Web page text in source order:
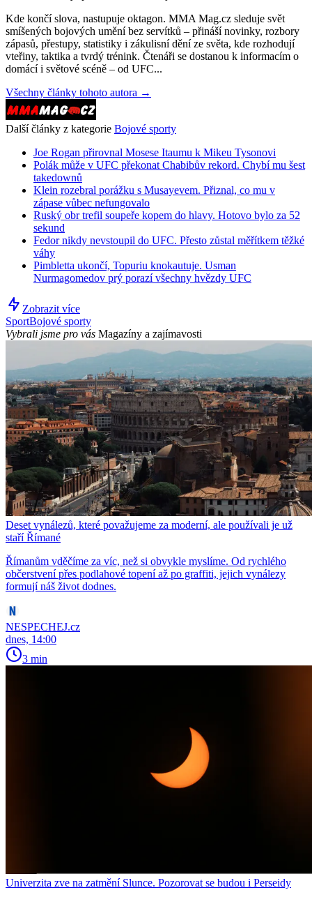
Kde končí slova, nastupuje oktagon. MMA Mag.cz sleduje svět
smíšených bojových umění bez servítků – přináší novinky, rozbory
zápasů, přestupy, statistiky i zákulisní dění ze světa, kde rozhodují
vteřiny, taktika a tvrdý trénink. Čtenáři se dostanou k informacím o
domácí i světové scéně – od UFC...
Všechny články tohoto autora →
Další články z kategorie Bojové sporty
Joe Rogan přirovnal Mosese Itaumu k Mikeu Tysonovi
Polák může v UFC překonat Chabibův rekord. Chybí mu šest
takedownů
Klein rozebral porážku s Musayevem. Přiznal, co mu v
zápase vůbec nefungovalo
Ruský obr trefil soupeře kopem do hlavy. Hotovo bylo za 52
sekund
Fedor nikdy nevstoupil do UFC. Přesto zůstal měřítkem těžké
váhy
Pimbletta ukončí, Topuriu knokautuje. Usman
Nurmagomedov prý porazí všechny hvězdy UFC
Zobrazit více
SportBojové sporty
Vybrali jsme pro vás Magazíny a zajímavosti
Deset vynálezů, které považujeme za moderní, ale používali je už
staří Římané
Římanům vděčíme za víc, než si obvykle myslíme. Od rychlého
občerstvení přes podlahové topení až po graffiti, jejich vynálezy
formují náš život dodnes.
NESPECHEJ.cz
dnes, 14:00
3 min
Univerzita zve na zatmění Slunce. Pozorovat se budou i Perseidy